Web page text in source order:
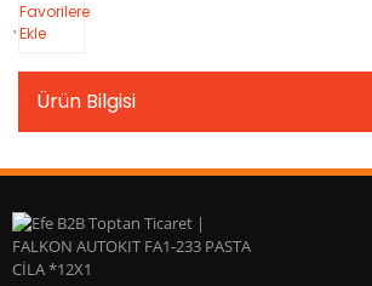
Favorilere
Ekle
Ürün Bilgisi